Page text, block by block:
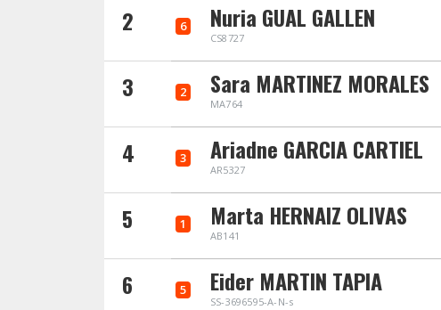
2 6 Nuria GUAL GALLEN
CS8727
3 2 Sara MARTINEZ MORALES
MA764
4 3 Ariadne GARCIA CARTIEL
AR5327
5 1 Marta HERNAIZ OLIVAS
AB141
6 5 Eider MARTIN TAPIA
SS-3696595-A-N-s